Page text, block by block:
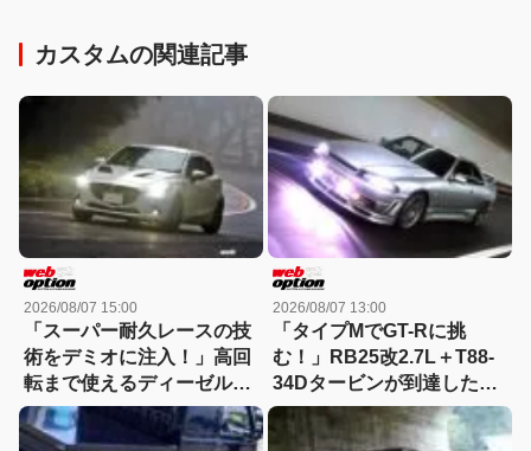
カスタムの関連記事
2026/08/07 15:00
「スーパー耐久レースの技
術をデミオに注入！」高回
転まで使えるディーゼルタ
ーボ仕様が熱い!!
2026/08/07 13:00
「タイプMでGT-Rに挑
む！」RB25改2.7L＋T88-
34Dタービンが到達した
300km/hの領域